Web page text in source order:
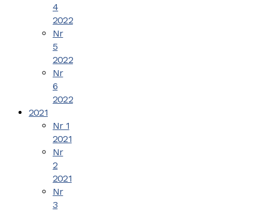
4
2022
Nr
5
2022
Nr
6
2022
2021
Nr 1
2021
Nr
2
2021
Nr
3